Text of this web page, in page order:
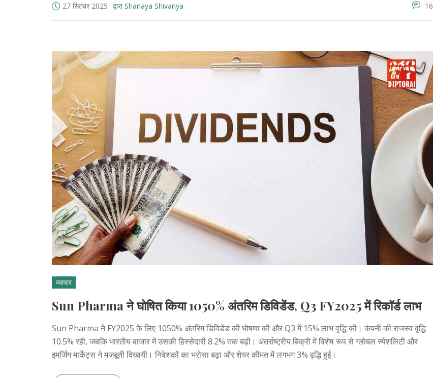
27 सितंबर 2025 द्वारा Shanaya Shivanya 16
व्यापार
Sun Pharma ने घोषित किया 1050% अंतरिम डिविडेंड, Q3 FY2025 में रिकॉर्ड लाभ
Sun Pharma ने FY2025 के लिए 1050% अंतरिम डिविडेंड की घोषणा की और Q3 में 15% लाभ वृद्धि की। कंपनी की राजस्व वृद्धि
10.5% रही, जबकि भारतीय बाजार में उसकी हिस्सेदारी 8.2% तक बढ़ी। अंतर्राष्ट्रीय बिक्री में विशेष रूप से ग्लोबल स्पेशलिटी और
इमर्जिंग मार्केट्स ने मजबूती दिखायी। निवेशकों का भरोसा बढ़ा और शेयर कीमत में लगभग 3% वृद्धि हुई।